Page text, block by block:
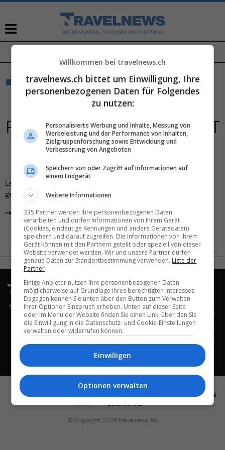
ÜBERSPRINGEN
NICHT GEFUNDEN
HOPPLA!DIESE
PROMOTION KONNTE NICHT
GEFUNDEN WERDEN
Leider könnten wir die gewünschte Seite nicht mehr finden. Die
gesuchte Promotion ist vermutlich bereits abgelaufen.
zur Startseite
back to top
Impressum
Kontakt
Wer wir sind
Werbung
Job-Inserate aufgeben
Aktuelle Job-Angebote
überspringen
Impressum
Auftragsverarbeitungsvertrag
(AVV)
Datenschutz
© Copyright 2026 travelnews AG
Willkommen bei travelnews.ch
travelnews.ch bittet um Einwilligung, Ihre
personenbezogenen Daten für Folgendes
zu nutzen:
Personalisierte Werbung und Inhalte, Messung von
Werbeleistung und der Performance von Inhalten,
Zielgruppenforschung sowie Entwicklung und
Verbesserung von Angeboten
Speichern von oder Zugriff auf Informationen auf
einem Endgerät
Weitere Informationen
335 Partner werden Ihre personenbezogenen Daten
verarbeiten und dürfen Informationen von Ihrem Gerät
(Cookies, eindeutige Kennungen und andere Gerätedaten)
speichern und darauf zugreifen. Die Informationen von Ihrem
Gerät können mit den Partnern geteilt oder speziell von dieser
Website verwendet werden. Wir und unsere Partner dürfen
genaue Daten zur Standortbestimmung verwenden. Liste der
Partner
Einige Anbieter nutzen Ihre personenbezogenen Daten
möglicherweise auf Grundlage ihres berechtigten Interesses.
Dagegen können Sie unten über den Button zum Verwalten
Ihrer Optionen Einspruch erheben. Unten auf dieser Seite
oder im Menü der Website finden Sie einen Link, über den Sie
die Einwilligung in die Datenschutz- und Cookie-Einstellungen
verwalten oder widerrufen können.
Einwilligen
Optionen verwalten